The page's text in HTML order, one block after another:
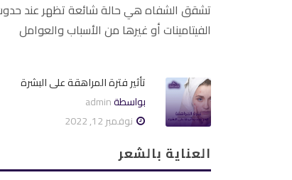
تشقق الشفاه هي حالة شائعة تظهر عند
الفيتامينات أو غيرها من الأسباب والعوامل
تأثير فترة المراهقة على البشرة
بواسطةadmin
نوفمبر 12, 2022
العناية بالشعر